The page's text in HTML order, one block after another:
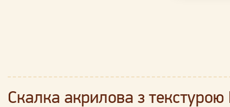
Скалка акрилова з текстурою